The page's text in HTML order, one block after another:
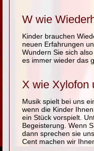
W wie
Kinder brauchen
neuen Erfahrungen
Wundern Sie sich
es immer wieder das
X wie Xylofon
Musik spielt bei uns
wenn die Kinder
ein Stück vorspielt.
Begeisterung. Wenn
dann sprechen sie
Cent machen wir